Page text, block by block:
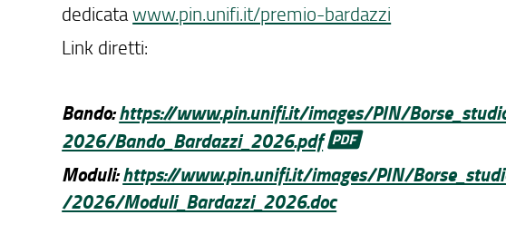
dedicatawww.pin.unifi.it/premio-bardazzi
Link diretti:
Bando:https://www.pin.unifi.it/images/PIN/
2026/Bando_Bardazzi_2026.pdf
Moduli:https://www.pin.unifi.it/images/PIN/
/2026/Moduli_Bardazzi_2026.doc